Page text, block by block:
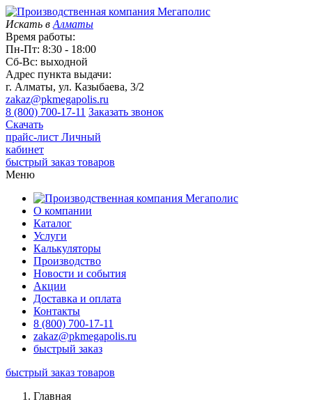
Искать в Алматы
Время работы:
Пн-Пт: 8:30 - 18:00
Сб-Вс: выходной
Адрес пункта выдачи:
г. Алматы, ул. Казыбаева, 3/2
zakaz@pkmegapolis.ru
8 (800) 700-17-11 Заказать звонок
Скачать
прайс-лист Личный
кабинет
быстрый заказ товаров
Меню
О компании
Каталог
Услуги
Калькуляторы
Производство
Новости и события
Акции
Доставка и оплата
Контакты
8 (800) 700-17-11
zakaz@pkmegapolis.ru
быстрый заказ
быстрый заказ товаров
Главная